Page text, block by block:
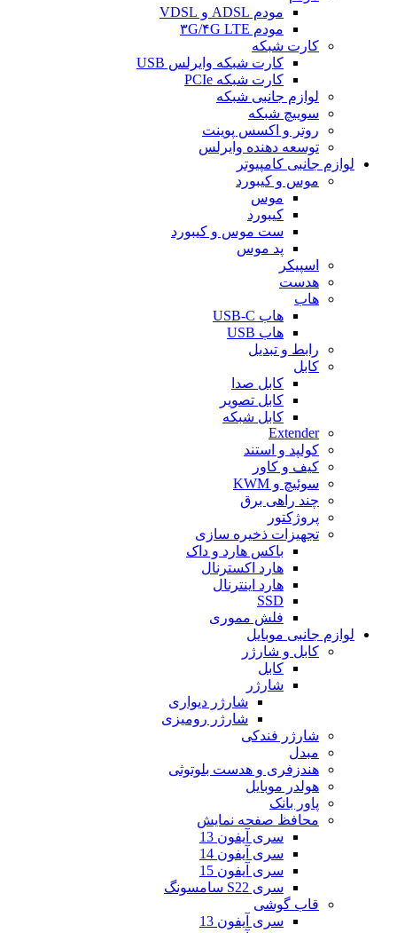
مودم ADSL و VDSL
مودم ۳G/۴G LTE
کارت شبکه
کارت شبکه وایرلس USB
کارت شبکه PCIe
لوازم جانبی شبکه
سوییچ شبکه
روتر و اکسس پوینت
توسعه دهنده وایرلس
لوازم جانبی کامپیوتر
موس و کیبورد
موس
کیبورد
ست موس و کیبورد
پد موس
اسپیکر
هدست
هاب
هاب USB-C
هاب USB
رابط و تبدیل
کابل
کابل صدا
کابل تصویر
کابل شبکه
Extender
کولپد و استند
کیف و کاور
سوئیچ و KWM
چند راهی برق
پروژکتور
تجهیزات ذخیره سازی
باکس هارد و داک
هارد اکسترنال
هارد اینترنال
SSD
فلش مموری
لوازم جانبی موبایل
کابل و شارژر
کابل
شارژر
شارژر دیواری
شارژر رومیزی
شارژر فندکی
مبدل
هندزفری و هدست بلوتوثی
هولدر موبایل
پاور بانک
محافظ صفحه نمایش
سری آیفون 13
سری آیفون 14
سری آیفون 15
سری S22 سامسونگ
قاب گوشی
سری آیفون 13